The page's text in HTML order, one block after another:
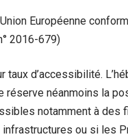
Européenne
2016-679)
d’accessibilité.
réserve néanmoins la
notamment à des
ou si les